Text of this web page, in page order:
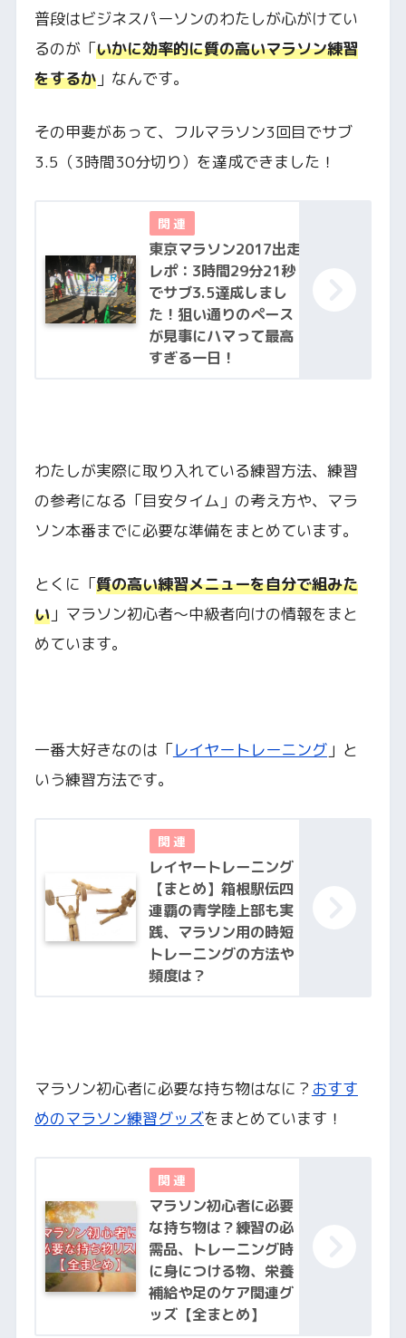
普段はビジネスパーソンのわたしが心がけてい
るのが「いかに効率的に質の高いマラソン練習
をするか」なんです。
その甲斐があって、フルマラソン3回目でサブ
3.5（3時間30分切り）を達成できました！
東京マラソン2017出走
レポ：3時間29分21秒
でサブ3.5達成しまし
た！狙い通りのペース
が見事にハマって最高
すぎる一日！
わたしが実際に取り入れている練習方法、練習
の参考になる「目安タイム」の考え方や、マラ
ソン本番までに必要な準備をまとめています。
とくに「質の高い練習メニューを自分で組みた
い」マラソン初心者～中級者向けの情報をまと
めています。
一番大好きなのは「レイヤートレーニング」と
いう練習方法です。
レイヤートレーニング
【まとめ】箱根駅伝四
連覇の青学陸上部も実
践、マラソン用の時短
トレーニングの方法や
頻度は？
マラソン初心者に必要な持ち物はなに？ おすす
めのマラソン練習グッズをまとめています！
マラソン初心者に必要
な持ち物は？練習の必
需品、トレーニング時
に身につける物、栄養
補給や足のケア関連グ
ッズ【全まとめ】